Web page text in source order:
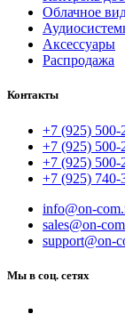
Облачное
Аксессуары
Распродажа
Контакты
+7 (925) 500-
+7 (925) 500-
+7 (925) 500-
+7 (925) 740-
info@on-
sales@on-
support@on-
Мы в соц. сетях